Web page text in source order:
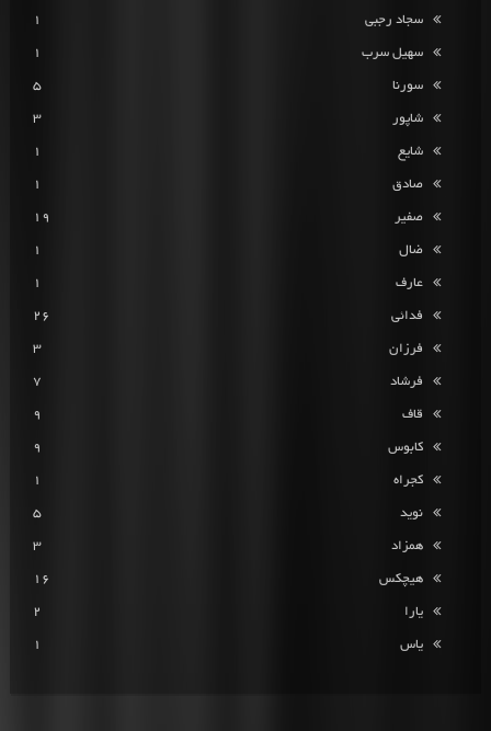
سجاد رجبی 1
سهیل سرب 1
سورنا 5
شاپور 3
شایع 1
صادق 1
صفیر 19
ضال 1
عارف 1
فدائی 26
فرزان 3
فرشاد 7
قاف 9
کابوس 9
کجراه 1
نوید 5
همزاد 3
هیچکس 16
یارا 2
یاس 1